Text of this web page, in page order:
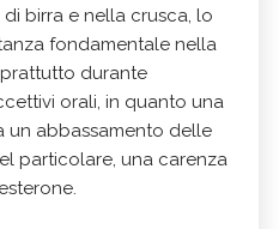
birra e nella crusca, lo
fondamentale nella
durante
orali, in quanto una
un abbassamento delle
particolare, una carenza